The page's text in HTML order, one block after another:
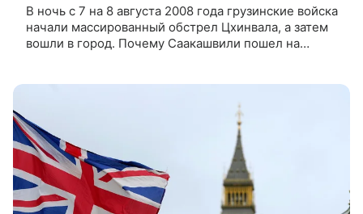
В ночь с 7 на 8 августа 2008 года грузинские войска
начали массированный обстрел Цхинвала, а затем
вошли в город. Почему Саакашвили пошел на